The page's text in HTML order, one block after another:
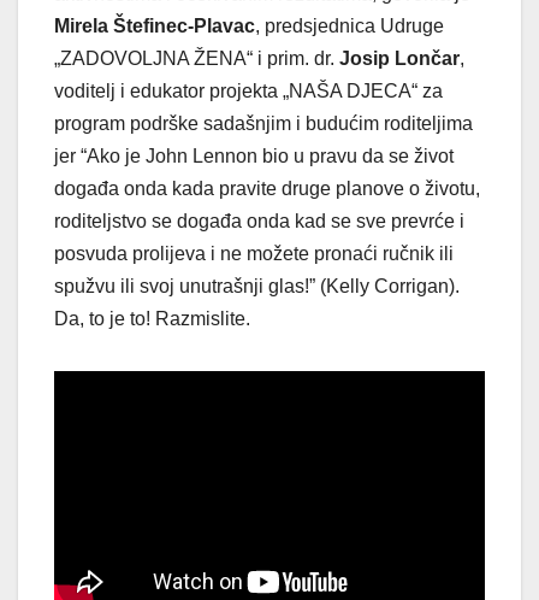
Mirela Štefinec-Plavac, predsjednica Udruge
„ZADOVOLJNA ŽENA“ i prim. dr. Josip Lončar,
voditelj i edukator projekta „NAŠA DJECA“ za
program podrške sadašnjim i budućim roditeljima
jer “Ako je John Lennon bio u pravu da se život
događa onda kada pravite druge planove o životu,
roditeljstvo se događa onda kad se sve prevrće i
posvuda prolijeva i ne možete pronaći ručnik ili
spužvu ili svoj unutrašnji glas!” (Kelly Corrigan).
Da, to je to! Razmislite.